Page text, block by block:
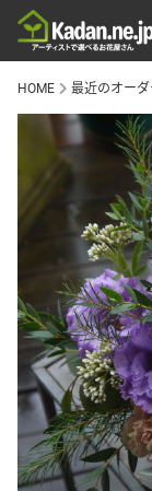
HOME 最近のオー